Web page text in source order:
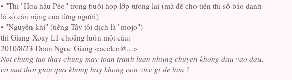
• "Thi "Hoa hậu Péo" trong buổi họp lớp tương lai (mà để cho tiện thì số báo danh
là số cân nặng của từng người)
• "Nguyên khí" (tiếng Tây tôi dịch là "mojo")
thi Giang Xoay LT choảng luôn một câu:
2010/8/23 Doan Ngoc Giang <acelco@...>
Noi chung tao thay chung may toan tranh luan nhung chuyen khong dau vao dau,
co mat thoi gian qua khong hay khong con viec gi de lam ?